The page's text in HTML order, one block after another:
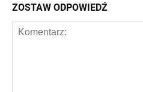
ZOSTAW ODPOWIEDŹ